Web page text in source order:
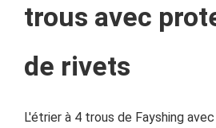
trous avec
de rivets
L'étrier à 4 trous de Fayshing